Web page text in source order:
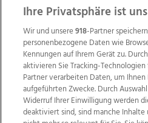
Ihre Privatsphäre ist
Wir und unsere918-Partner
personenbezogene Daten wie
Kennungen auf Ihrem Gerät zu.
aktivieren Sie Tracking-
Partner verarbeiten Daten, um
aufgeführten Zwecke. Durch
Widerruf Ihrer Einwilligung werden
deaktiviert sind, sind manche